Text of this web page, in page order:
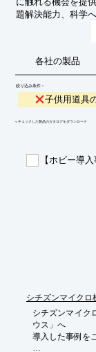
題解決能力、科学
各社の製品
絞り込み条件：
子供用道具
​▼チェックした製品のカタログをダウンロード
【ホビー導
シチズンマイクロ
シチズンマイク
ウス」へ
導入した事例を